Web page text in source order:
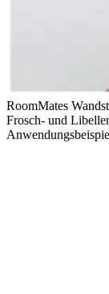
RoomMates
Frosch- und